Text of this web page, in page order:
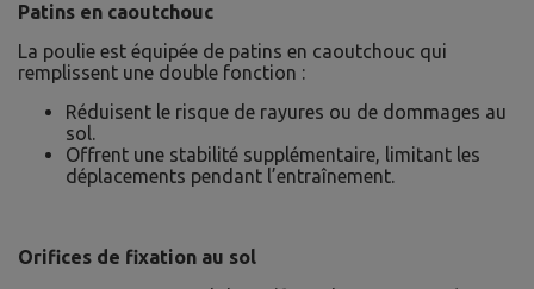
Patins en caoutchouc
La poulie est équipée de patins en caoutchouc qui
remplissent une double fonction :
Réduisent le risque de rayures ou de dommages au
sol.
Offrent une stabilité supplémentaire, limitant les
déplacements pendant l’entraînement.
Orifices de fixation au sol